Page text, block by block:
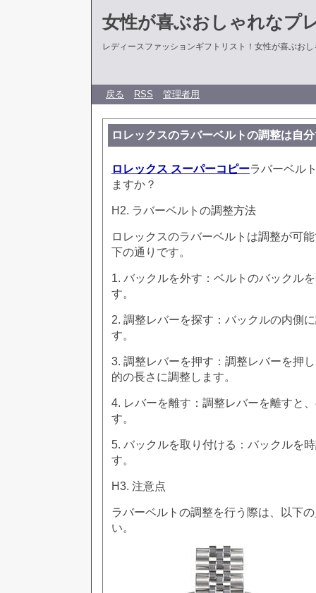
女性が喜ぶおしゃれなプ
レディースファッションギフトリスト！女性が喜ぶお
戻る RSS 管理者用
ロレックスのラバーベルトの調整は自
ロレックス スーパーコピーラバーベル
ますか？
H2. ラバーベルトの調整方法
ロレックスのラバーベルトは調整が可
下の通りです。
1. バックルを外す：ベルトのバックル
す。
2. 調整レバーを探す：バックルの内側
す。
3. 調整レバーを押す：調整レバーを押
的の長さに調整します。
4. レバーを離す：調整レバーを離すと
す。
5. バックルを取り付ける：バックルを
す。
H3. 注意点
ラバーベルトの調整を行う際は、以下
い。